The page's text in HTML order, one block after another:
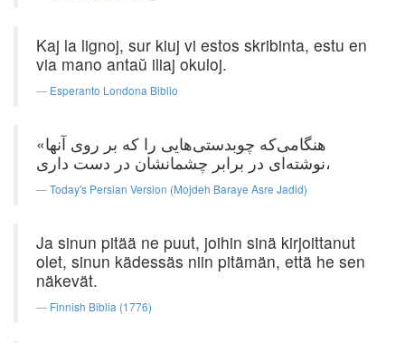
Kaj la lignoj, sur kiuj vi estos skribinta, estu en
via mano antaŭ iliaj okuloj.
Esperanto Londona Biblio
«هنگامی‌که چوبدستی‌هایی را که بر روی آنها
نوشته‌ای در برابر چشمانشان در دست داری،
Today's Persian Version (Mojdeh Baraye Asre Jadid)
Ja sinun pitää ne puut, joihin sinä kirjoittanut
olet, sinun kädessäs niin pitämän, että he sen
näkevät.
Finnish Biblia (1776)